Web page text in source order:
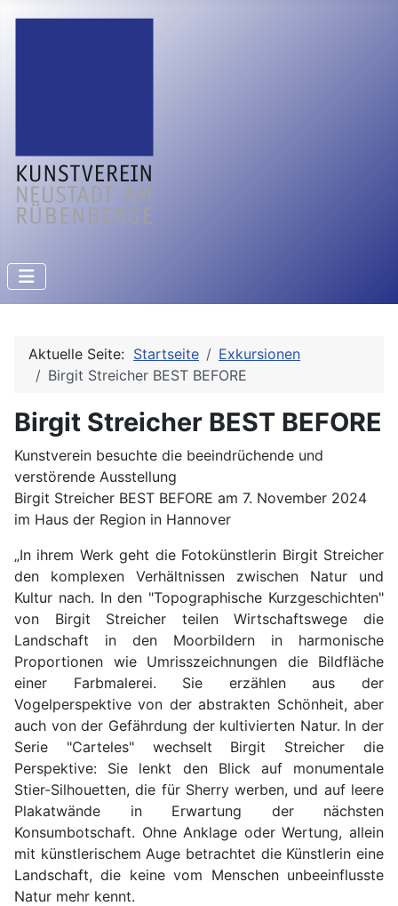
Aktuelle Seite: Startseite
Exkursionen
Birgit Streicher BEST BEFORE
Birgit Streicher BEST BEFORE
Kunstverein besuchte die beeindrüchende und
verstörende Ausstellung
Birgit Streicher BEST BEFORE am 7. November 2024
im Haus der Region in Hannover
„In ihrem Werk geht die Fotokünstlerin Birgit Streicher
den komplexen Verhältnissen zwischen Natur und
Kultur nach. In den "Topographische Kurzgeschichten"
von Birgit Streicher teilen Wirtschaftswege die
Landschaft in den Moorbildern in harmonische
Proportionen wie Umrisszeichnungen die Bildfläche
einer Farbmalerei. Sie erzählen aus der
Vogelperspektive von der abstrakten Schönheit, aber
auch von der Gefährdung der kultivierten Natur. In der
Serie "Carteles" wechselt Birgit Streicher die
Perspektive: Sie lenkt den Blick auf monumentale
Stier-Silhouetten, die für Sherry werben, und auf leere
Plakatwände in Erwartung der nächsten
Konsumbotschaft. Ohne Anklage oder Wertung, allein
mit künstlerischem Auge betrachtet die Künstlerin eine
Landschaft, die keine vom Menschen unbeeinflusste
Natur mehr kennt.